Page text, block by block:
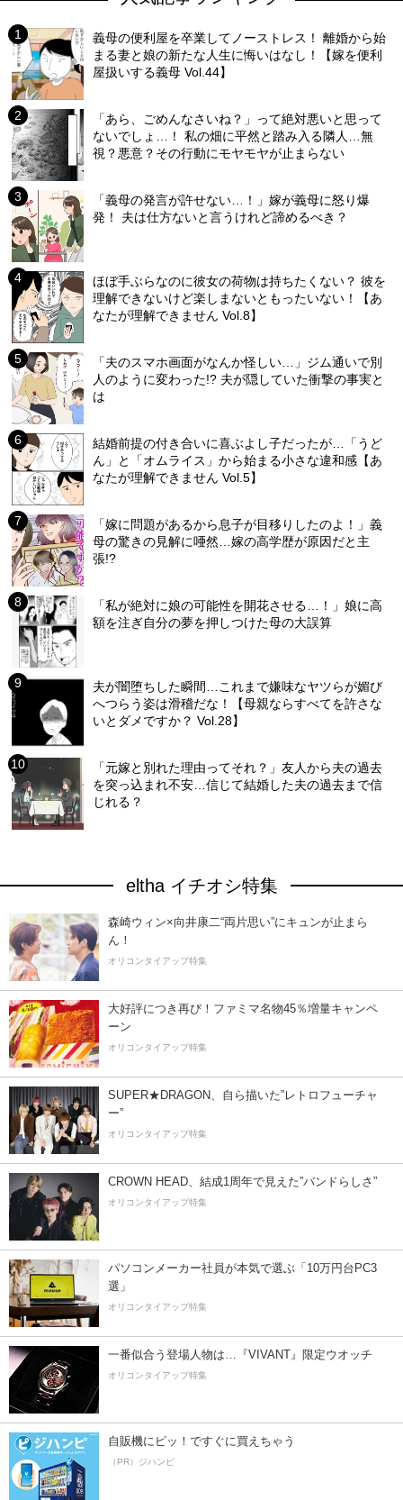
義母の便利屋を卒業してノーストレス！ 離婚から始
まる妻と娘の新たな人生に悔いはなし！【嫁を便利
屋扱いする義母 Vol.44】
「あら、ごめんなさいね？」って絶対悪いと思って
ないでしょ…！ 私の畑に平然と踏み入る隣人…無
視？悪意？その行動にモヤモヤが止まらない
「義母の発言が許せない…！」嫁が義母に怒り爆
発！ 夫は仕方ないと言うけれど諦めるべき？
ほぼ手ぶらなのに彼女の荷物は持ちたくない？ 彼を
理解できないけど楽しまないともったいない！【あ
なたが理解できません Vol.8】
「夫のスマホ画面がなんか怪しい…」ジム通いで別
人のように変わった!? 夫が隠していた衝撃の事実と
は
結婚前提の付き合いに喜ぶよし子だったが…「うど
ん」と「オムライス」から始まる小さな違和感【あ
なたが理解できません Vol.5】
「嫁に問題があるから息子が目移りしたのよ！」義
母の驚きの見解に唖然…嫁の高学歴が原因だと主
張!?
「私が絶対に娘の可能性を開花させる…！」娘に高
額を注ぎ自分の夢を押しつけた母の大誤算
夫が闇堕ちした瞬間…これまで嫌味なヤツらが媚び
へつらう姿は滑稽だな！【母親ならすべてを許さな
いとダメですか？ Vol.28】
「元嫁と別れた理由ってそれ？」友人から夫の過去
を突っ込まれ不安…信じて結婚した夫の過去まで信
じれる？
eltha イチオシ特集
森崎ウィン×向井康二“両片思い”にキュンが止まら
ん！
オリコンタイアップ特集
大好評につき再び！ファミマ名物45％増量キャンペ
ーン
オリコンタイアップ特集
SUPER★DRAGON、自ら描いた”レトロフューチャ
ー”
オリコンタイアップ特集
CROWN HEAD、結成1周年で見えた”バンドらしさ”
オリコンタイアップ特集
パソコンメーカー社員が本気で選ぶ「10万円台PC3
選」
オリコンタイアップ特集
一番似合う登場人物は…『VIVANT』限定ウオッチ
オリコンタイアップ特集
自販機にピッ！ですぐに買えちゃう
（PR）ジハンピ